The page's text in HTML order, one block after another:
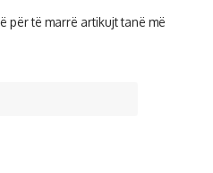
për të marrë artikujt tanë më